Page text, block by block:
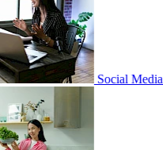
Media Manager